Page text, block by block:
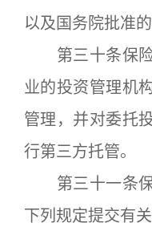
以及国务院批准
第三十条保险
业的投资管理机
管理，并对委托
行第三方托管。
第三十一条保
下列规定提交有关